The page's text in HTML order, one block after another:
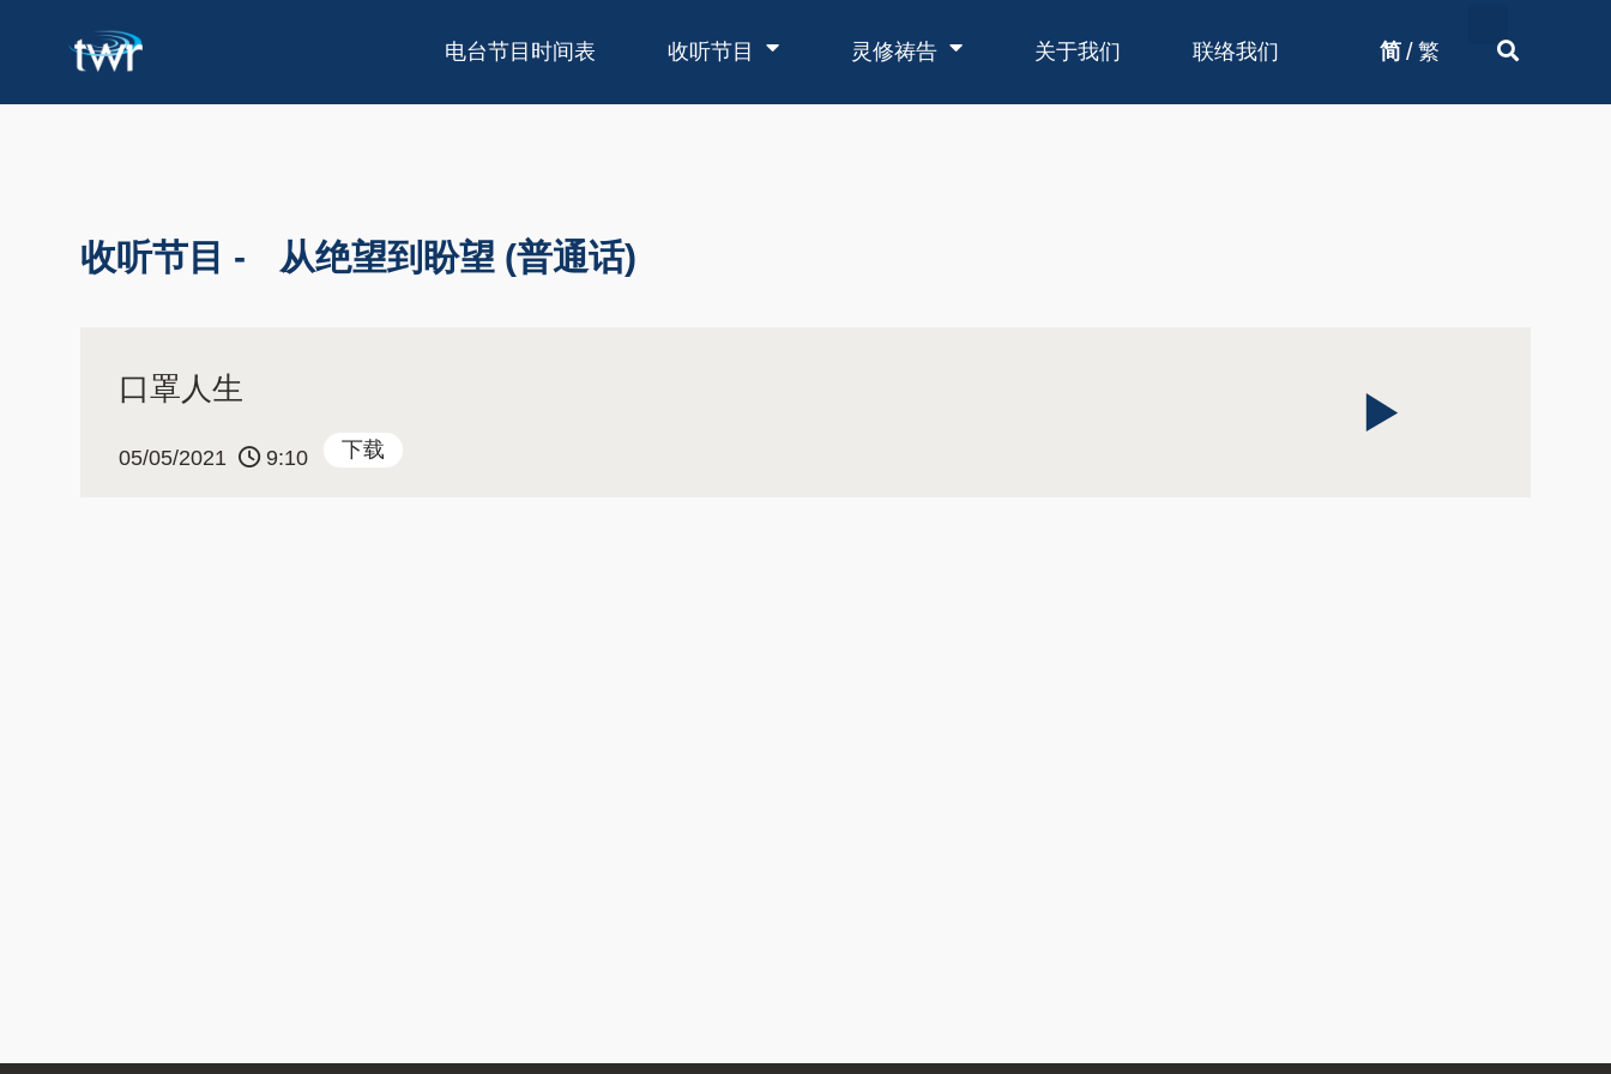
电台节目时间表 收听节目 灵修祷告 关于我们 联络我们 简 / 繁
收听节目 - 从绝望到盼望 (普通话)
口罩人生
05/05/2021 9:10 下载